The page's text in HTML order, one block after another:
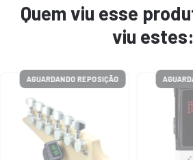
Quem viu esse
viu estes:
AGUARDANDO REPOSIÇÃO